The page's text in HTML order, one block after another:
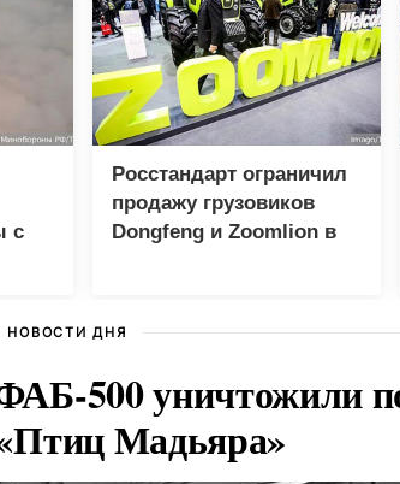
с
Росстандарт ограничил
продажу грузовиков
Dongfeng и Zoomlion в
НОВОСТИ ДНЯ
500 уничтожили
Мадьяра»